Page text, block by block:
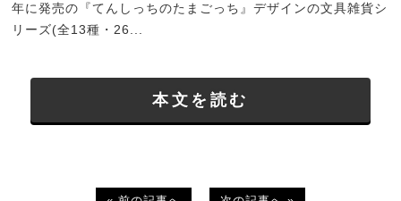
年に発売の『てんしっちのたまごっち』デザインの文具雑貨シ
リーズ(全13種・26...
本文を読む